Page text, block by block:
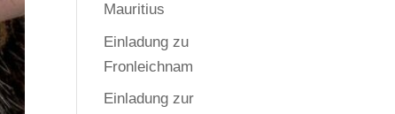
Mauritius
Einladung zu
Fronleichnam
Einladung zur